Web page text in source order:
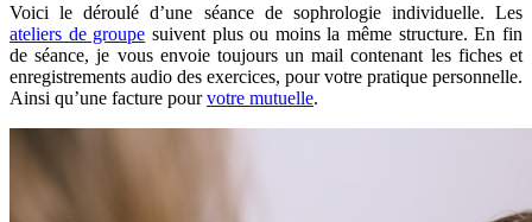
Voici le déroulé d’une séance de sophrologie individuelle. Les
ateliers de groupe suivent plus ou moins la même structure. En fin
de séance, je vous envoie toujours un mail contenant les fiches et
enregistrements audio des exercices, pour votre pratique personnelle.
Ainsi qu’une facture pourvotre mutuelle.